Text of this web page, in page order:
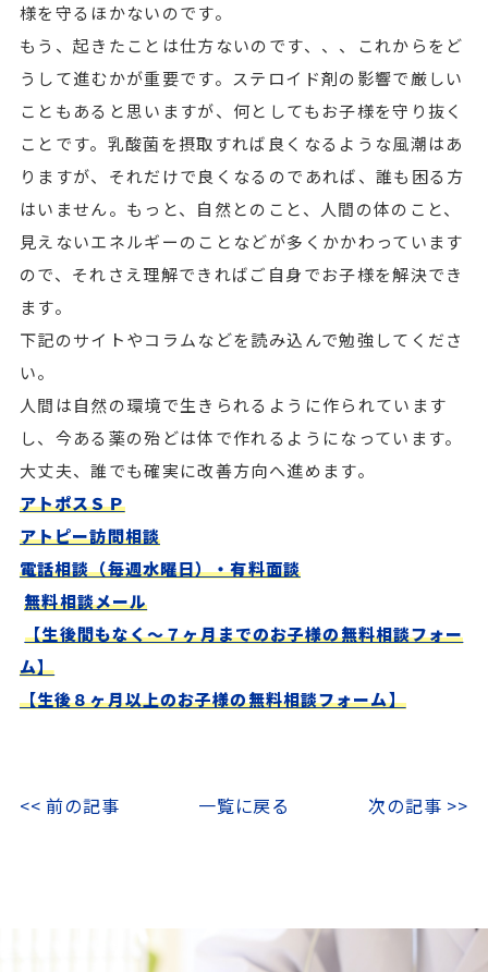
様を守るほかないのです。
もう、起きたことは仕方ないのです、、、これからをど
うして進むかが重要です。ステロイド剤の影響で厳しい
こともあると思いますが、何としてもお子様を守り抜く
ことです。乳酸菌を摂取すれば良くなるような風潮はあ
りますが、それだけで良くなるのであれば、誰も困る方
はいません。もっと、自然とのこと、人間の体のこと、
見えないエネルギーのことなどが多くかかわっています
ので、それさえ理解できればご自身でお子様を解決でき
ます。
下記のサイトやコラムなどを読み込んで勉強してくださ
い。
人間は自然の環境で生きられるように作られています
し、今ある薬の殆どは体で作れるようになっています。
大丈夫、誰でも確実に改善方向へ進めます。
アトポスＳＰ
アトピー訪問相談
電話相談（毎週水曜日）・有料面談
無料相談メール
【生後間もなく～７ヶ月までのお子様の無料相談フォー
ム】
【生後８ヶ月以上のお子様の無料相談フォーム】
<< 前の記事 一覧に戻る 次の記事 >>